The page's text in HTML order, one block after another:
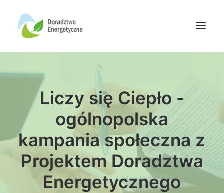
Oferta doradców
Aktualności
Wydarzenia
Oferta finansowania
Wiedza
Media
Liczy się Ciepło -
ogólnopolska
kampania społeczna z
Projektem Doradztwa
Energetycznego